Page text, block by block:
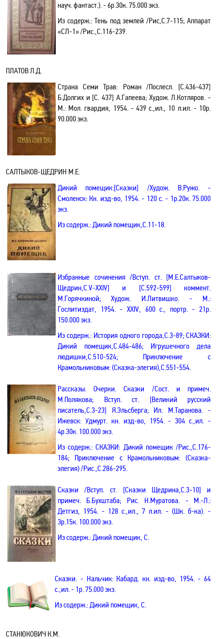
науч. фантаст.). - 6р.30к. 75.000 экз.
Из содерж.:Тень под землей /Рис,С.7-115; Аппарат
«СЛ-1» /Рис.,С.116-239.
ПЛАТОВ Л.Д.
Страна Семи Трав: Роман /Послесл. [С.436-437]
Б.Долгих и [С. 437] А.Гапеева; Худож. Л.Котляров. -
М.: Мол. гвардия, 1954. - 439 с.,ил., 10 л.ил. - 10р.
90.000 экз.
САЛТЫКОВ-ЩЕДРИН М.Е.
Дикий помещик:[Сказки] /Худож. В.Ружо. -
Смоленск: Кн. изд-во, 1954. - 120 с. - 1р.20к. 75.000
экз.
Из содерж.: Дикий помещик,С.11-18.
Избранные сочинения /Вступ. ст. [М.Е.Салтыков-
Щедрин,С.V-XXIV] и [С.592-599] коммент.
М.Горячкиной; Худож. И.Литвишко. - М.:
Гослитиздат, 1954. - XXIV, 600с., портр. - 21р.
150.000 экз.
Из содерж.: История одного города,С.3-89; СКАЗКИ:
Дикий помещик,С.484-486; Игрушечного дела
людишки,С.510-524; Приключение с
Крамольниковым: (Сказка-элегия),С.551-554.
Рассказы. Очерки. Сказки /Сост. и примеч.
М.Полякова; Вступ. ст. [Великий русский
писатель,С.3-23] Я.Эльсберга; Ил. М.Таранова. -
Ижевск: Удмурт. кн. изд-во, 1954. - 304 с.,ил. -
4р.30к. 100.000 экз.
Из содерж.: СКАЗКИ: Дикий помещик /Рис.,С.176-
184; Приключение с Крамольниковым: (Сказка-
элегия)/Рис.,С.286-295.
Сказки /Вступ. ст. [Сказки Щедрина,С.3-10] и
примеч. Б.Бухштаба; Рис. Н.Муратова. - М.-Л.:
Детгиз, 1954. - 128 с.,ил., 7 л.ил. - (Шк. б-ка). -
3р.15к. 100.000 экз.
Из содерж.: Дикий помещик, С.
Сказки. - Нальчик: Кабард. кн. изд-во, 1954. - 64
с.,ил. - 1р. 75.000 экз.
Из содерж.: Дикий помещик, С.
СТАНЮКОВИЧ К.М.